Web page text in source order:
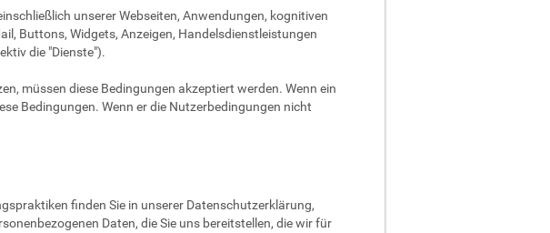
unserer Webseiten, Anwendungen, kognitiven
Buttons, Widgets, Anzeigen, Handelsdienstleistungen
die "Dienste").
müssen diese Bedingungen akzeptiert werden. Wenn ein
Bedingungen. Wenn er die Nutzerbedingungen nicht
finden Sie in unserer Datenschutzerklärung,
Daten, die Sie uns bereitstellen, die wir für